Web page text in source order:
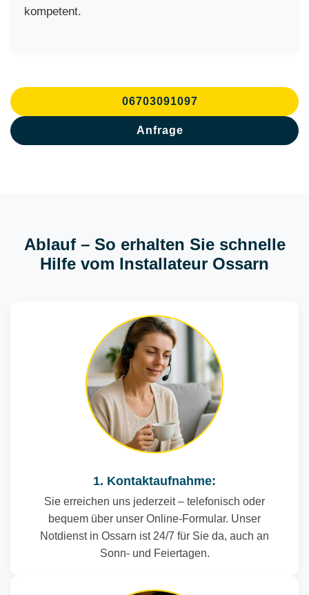
kompetent.
06703091097
Anfrage
Ablauf – So erhalten Sie schnelle
Hilfe vom Installateur Ossarn
1. Kontaktaufnahme:
Sie erreichen uns jederzeit – telefonisch oder
bequem über unser Online-Formular. Unser
Notdienst in Ossarn ist 24/7 für Sie da, auch an
Sonn- und Feiertagen.